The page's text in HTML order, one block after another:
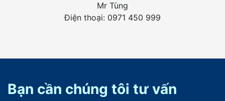
Mr Tùng
Điện thoại: 0971 450 999
Bạn cần chúng tôi tư vấn